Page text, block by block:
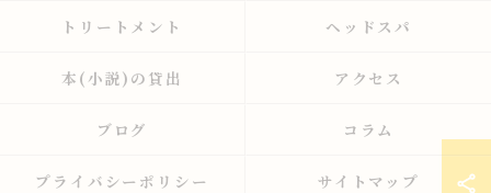
トリートメント ヘッドスパ
本(小説)の貸出 アクセス
ブログ コラム
プライバシーポリシー サイトマップ